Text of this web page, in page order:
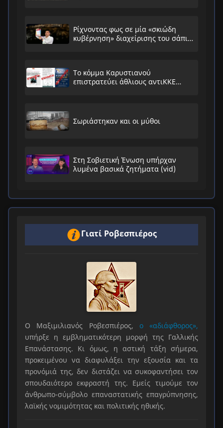
Ρίχνοντας φως σε μία «σκιώδη
κυβέρνηση» διαχείρισης του σάπιου
Το κόμμα Καρυστιανού
επιστρατεύει άθλιους αντιΚΚΕ
Σωριάστηκαν και οι μύθοι
Στη Σοβιετική Ένωση υπήρχαν
λυμένα βασικά ζητήματα (vid)
Γιατί Ροβεσπιέρος
Ο Μαξιμιλιανός Ροβεσπιέρος, ο «αδιάφθορος»,
υπήρξε η εμβληματικότερη μορφή της Γαλλικής
Επανάστασης. Κι όμως, η αστική τάξη σήμερα,
προκειμένου να διαφυλάξει την εξουσία και τα
προνόμιά της, δεν διστάζει να συκοφαντήσει τον
σπουδαιότερο εκφραστή της. Εμείς τιμούμε τον
άνθρωπο-σύμβολο επαναστατικής επαγρύπνησης,
λαϊκής νομιμότητας και πολιτικής ηθικής.